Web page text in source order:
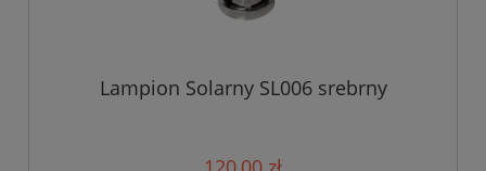
Lampion Solarny SL006 srebrny